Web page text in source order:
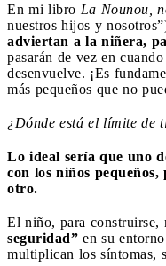
En mi libro La Nounou,
nuestros hijos y
adviertan a la niñera,
pasarán de vez en
desenvuelve. ¡Es
más pequeños que no
¿Dónde está el límite de
Lo ideal sería que uno
con los niños
otro.
El niño, para construirse,
seguridad” en su
multiplican los síntomas,